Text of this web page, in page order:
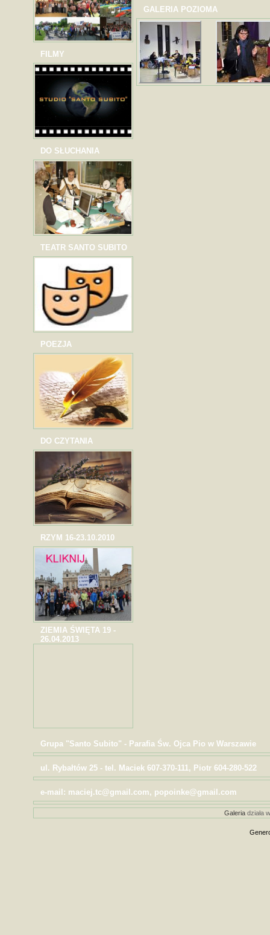
FILMY
DO SŁUCHANIA
TEATR SANTO SUBITO
POEZJA
DO CZYTANIA
RZYM 16-23.10.2010
ZIEMIA ŚWIĘTA 19 -
26.04.2013
GALERIA POZIOMA
Grupa "Santo Subito" - Parafia Św. Ojca Pio w Warszawie
ul. Rybałtów 25 - tel. Maciek 607-370-111, Piotr 604-280-522
e-mail: maciej.tc@gmail.com, popoinke@gmail.com
Galeriadziała